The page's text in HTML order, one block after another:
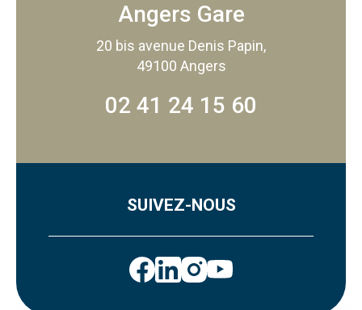
Angers Gare
20 bis avenue Denis Papin,
49100 Angers
02 41 24 15 60
SUIVEZ-NOUS